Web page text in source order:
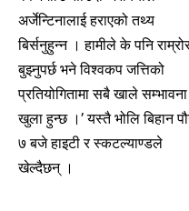
अर्जेन्टिनालाई हराएको तथ्य
बिर्सनुहुन्न । हामीले के पनि
बुझ्नुपर्छ भने विश्वकप जत्तिको
प्रतियोगितामा सबै खाले सम्भावना
खुला हुन्छ ।’ यस्तै भोलि बिहान
७ बजे हाइटी र स्कटल्याण्डले
खेल्दैछन् ।